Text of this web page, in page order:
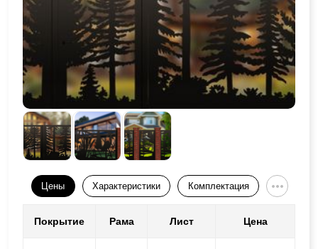
Цены Характеристики Комплектация
Покрытие Рама Лист Цена